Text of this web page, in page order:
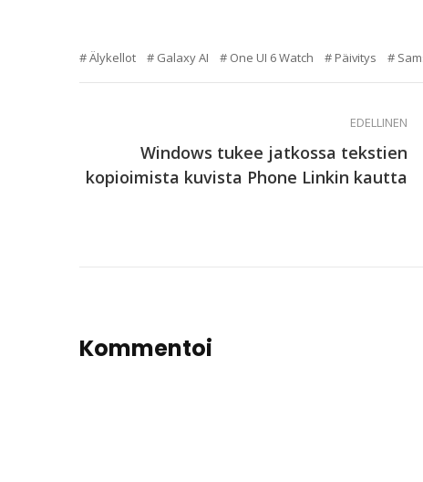
Älykellot Galaxy AI One UI 6 Watch Päivitys
EDELLINEN
Windows tukee jatkossa tekstien
kopioimista kuvista Phone Linkin kautta
Kommentoi